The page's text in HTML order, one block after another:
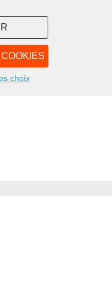
choix